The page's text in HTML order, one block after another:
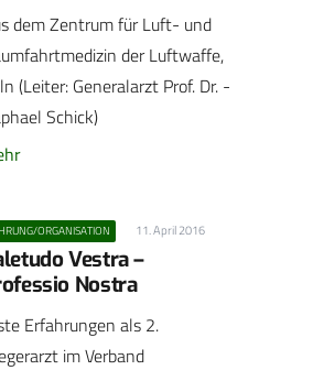
dem Zentrum für Luft- und
der Luftwaffe,
(Leiter: Generalarzt Prof. Dr.
Schick)
ORGANISATION 11. April 2016
Vestra –
Nostra
Erfahrungen als 2.
im Verband